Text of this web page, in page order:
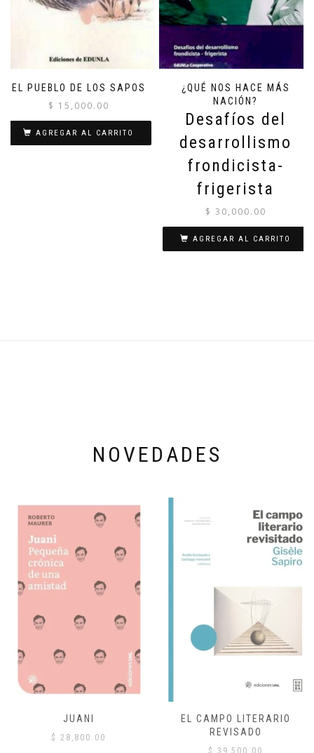
EL PUEBLO DE LOS SAPOS
$ 15,000.00
AGREGAR AL CARRITO
¿QUÉ NOS HACE MÁS
NACIÓN?
Desafíos del
desarrollismo
frondicista-
frigerista
$ 30,000.00
AGREGAR AL CARRITO
NOVEDADES
JUANI
$ 28,800.00
EL CAMPO LITERARIO
REVISADO
$ 39,500.00